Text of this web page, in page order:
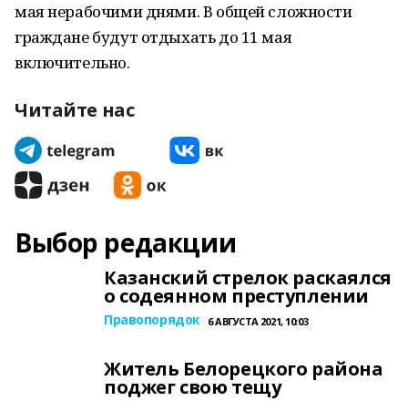
мая нерабочими днями. В общей сложности
граждане будут отдыхать до 11 мая
включительно.
Читайте нас
Выбор редакции
Казанский стрелок раскаялся
о содеянном преступлении
Правопорядок 6 АВГУСТА 2021, 10:03
Житель Белорецкого района
поджег свою тещу